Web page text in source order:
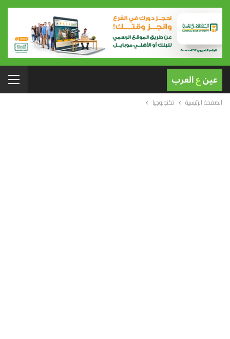
الصفحة الرئيسية تكنولوجيا